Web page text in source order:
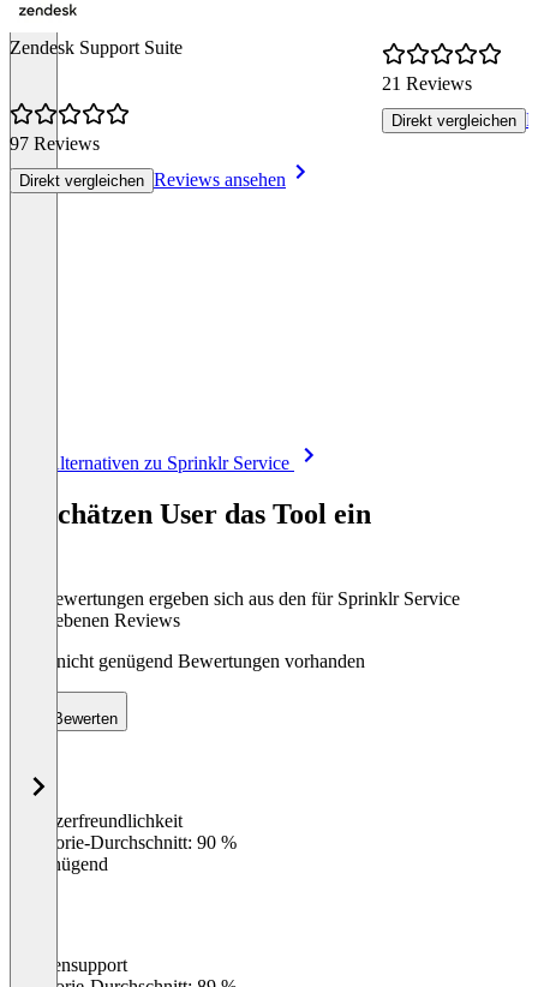
Zendesk Support Suite
97 Reviews
Direkt vergleichen Reviews ansehen
21 Reviews
Direkt vergleichen
Alle Alternativen zu Sprinklr Service
So schätzen User das Tool ein
Die Bewertungen ergeben sich aus den für Sprinklr Service
abgegebenen Reviews
Noch nicht genügend Bewertungen vorhanden
Bewerten
Benutzerfreundlichkeit
Kategorie-Durchschnitt: 90 %
Ungenügend
Kundensupport